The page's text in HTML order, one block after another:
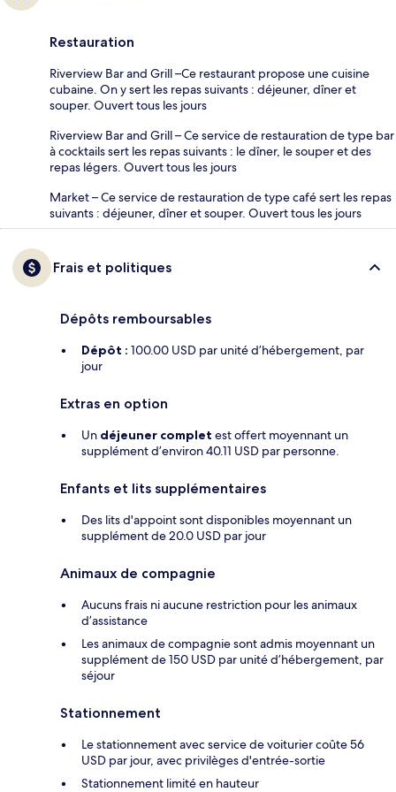
Restauration
Riverview Bar and Grill –Ce restaurant propose une cuisine
cubaine. On y sert les repas suivants : déjeuner, dîner et
souper. Ouvert tous les jours
Riverview Bar and Grill – Ce service de restauration de type bar
à cocktails sert les repas suivants : le dîner, le souper et des
repas légers. Ouvert tous les jours
Market – Ce service de restauration de type café sert les repas
suivants : déjeuner, dîner et souper. Ouvert tous les jours
Frais et politiques
Dépôts remboursables
Dépôt : 100.00 USD par unité d’hébergement, par
jour
Extras en option
Un déjeuner complet est offert moyennant un
supplément d’environ 40.11 USD par personne.
Enfants et lits supplémentaires
Des lits d'appoint sont disponibles moyennant un
supplément de 20.0 USD par jour
Animaux de compagnie
Aucuns frais ni aucune restriction pour les animaux
d’assistance
Les animaux de compagnie sont admis moyennant un
supplément de 150 USD par unité d’hébergement, par
séjour
Stationnement
Le stationnement avec service de voiturier coûte 56
USD par jour, avec privilèges d'entrée-sortie
Stationnement limité en hauteur